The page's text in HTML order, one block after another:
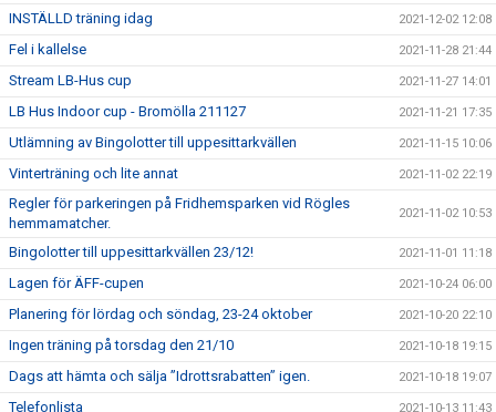
INSTÄLLD träning idag 2021-12-02 12:08
Fel i kallelse 2021-11-28 21:44
Stream LB-Hus cup 2021-11-27 14:01
LB Hus Indoor cup - Bromölla 211127 2021-11-21 17:35
Utlämning av Bingolotter till uppesittarkvällen 2021-11-15 10:06
Vinterträning och lite annat 2021-11-02 22:19
Regler för parkeringen på Fridhemsparken vid Rögles
hemmamatcher.
2021-11-02 10:53
Bingolotter till uppesittarkvällen 23/12! 2021-11-01 11:18
Lagen för ÄFF-cupen 2021-10-24 06:00
Planering för lördag och söndag, 23-24 oktober 2021-10-20 22:10
Ingen träning på torsdag den 21/10 2021-10-18 19:15
Dags att hämta och sälja ”Idrottsrabatten” igen. 2021-10-18 19:07
Telefonlista 2021-10-13 11:43